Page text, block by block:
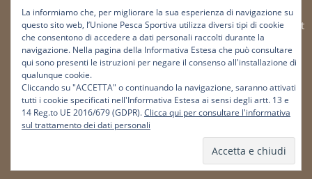
Codice Fiscale: 93003690141 Ufficio tecnico:
tecnico@unionepescasondrio.it
Informazioni:
info@unionepescasondrio.it
La informiamo che, per migliorare la sua esperienza di navigazione su
questo sito web, l’Unione Pesca Sportiva utilizza diversi tipi di cookie
che consentono di accedere a dati personali raccolti durante la
navigazione. Nella pagina della Informativa Estesa che può consultare
qui sono presenti le istruzioni per negare il consenso all'installazione di
qualunque cookie.
Cliccando su "ACCETTA" o continuando la navigazione, saranno attivati
tutti i cookie specificati nell'Informativa Estesa ai sensi degli artt. 13 e
14 Reg.to UE 2016/679 (GDPR).Clicca qui per consultare l'informativa
sul trattamento dei dati personali